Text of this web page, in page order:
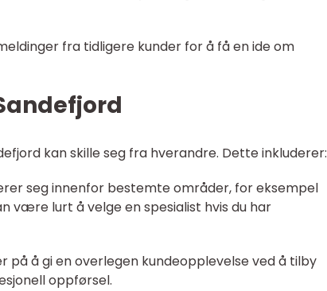
fra tidligere kunder for å få en ide om
kan skille seg fra hverandre. Dette inkluderer:
seg innenfor bestemte områder, for eksempel
være lurt å velge en spesialist hvis du har
på å gi en overlegen kundeopplevelse ved å tilby
oppførsel.